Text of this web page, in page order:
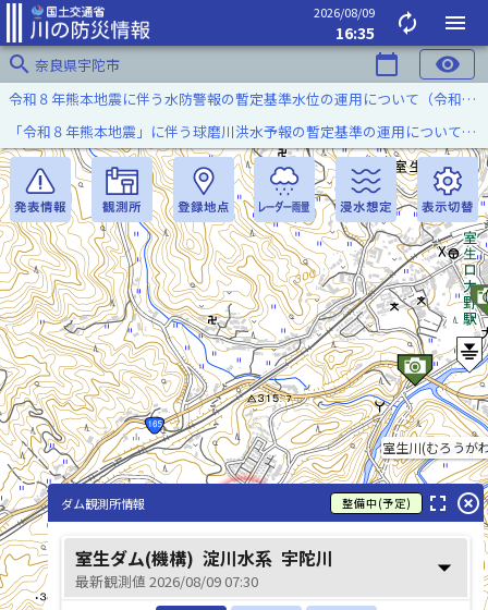
2026/08/09
16:35 autorenew
menu
search 奈良県宇陀市 calendar_today visibility
室生川(むろうが
令和８年熊本地震に伴う水防警報の暫定基準水位の運用について（令和８年８月７日）
「令和８年熊本地震」に伴う球磨川洪水予報の暫定基準の運用について（令和８年８月５日）
ダム観測所情報 整備中(予定) fullscreen highlight_off
室生ダム(機構) 淀川水系 宇陀川
最新観測値 2026/08/09 07:30 arrow_drop_down